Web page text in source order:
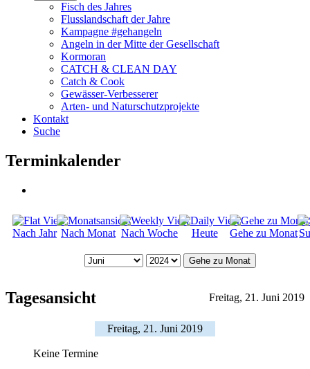
Fisch des Jahres
Flusslandschaft der Jahre
Kampagne #gehangeln
Angeln in der Mitte der Gesellschaft
Kormoran
CATCH & CLEAN DAY
Catch & Cook
Gewässer-Verbesserer
Arten- und Naturschutzprojekte
Kontakt
Suche
Terminkalender
Nach Jahr Nach Monat Nach Woche Heute Gehe zu Monat
Gehe zu Monat
Tagesansicht Freitag, 21. Juni 2019
Freitag, 21. Juni 2019
Keine Termine